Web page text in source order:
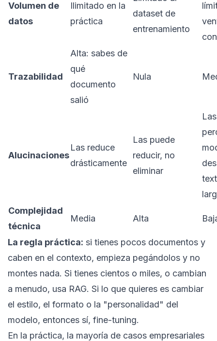
Volumen de
datos
Ilimitado en la
práctica
dataset de
entrenamiento
Trazabilidad
Alta: sabes de
qué
documento
salió
Nula
Alucinaciones
Las reduce
drásticamente
Las puede
reducir, no
eliminar
Complejidad
técnica
Media Alta
La regla práctica: si tienes pocos documentos y
caben en el contexto, empieza pegándolos y no
montes nada. Si tienes cientos o miles, o cambian
a menudo, usa RAG. Si lo que quieres es cambiar
el estilo, el formato o la "personalidad" del
modelo, entonces sí, fine-tuning.
En la práctica, la mayoría de casos empresariales